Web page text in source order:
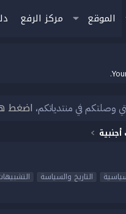
الموقع مركز الرفع
وصلتكم في منتدياتكم، اضغط
التاريخ والسياسة